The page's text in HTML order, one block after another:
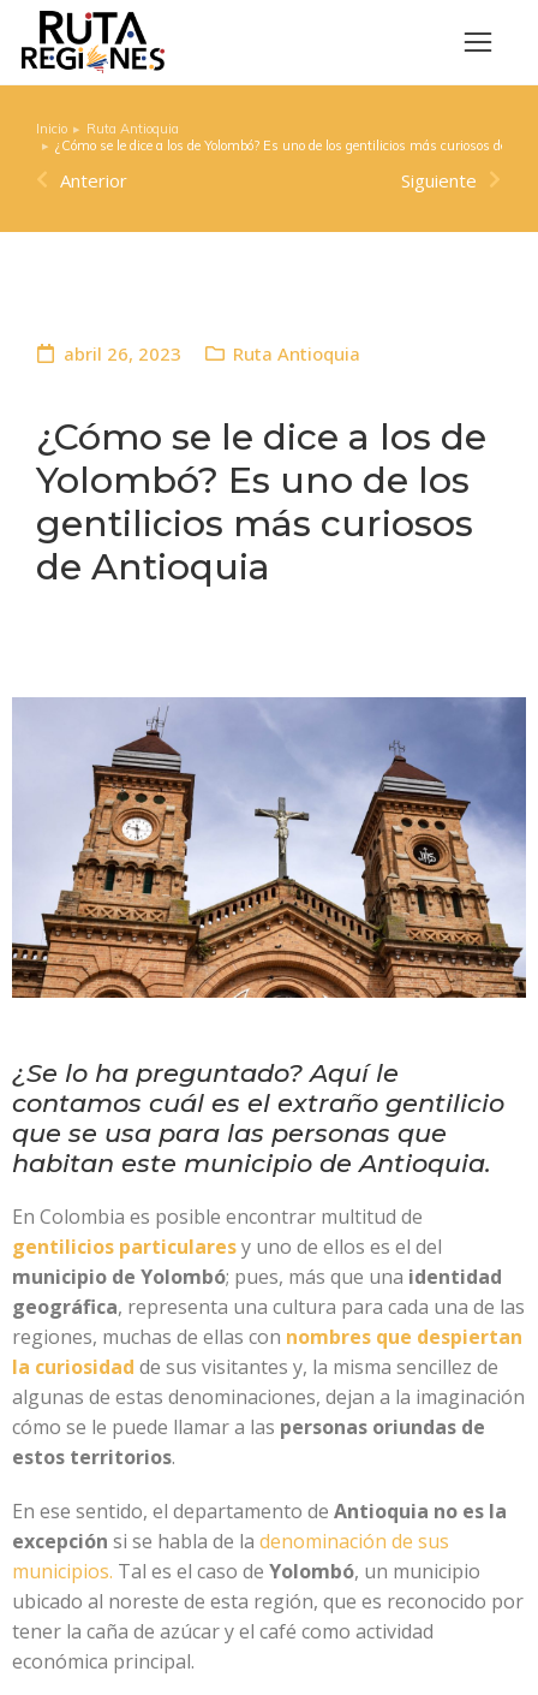
Estás aquí:
Inicio
Ruta Antioquia
¿Cómo se le dice a los de Yolombó? Es uno de los gentilicios más curiosos de
Anterior Siguiente
abril 26, 2023 Ruta Antioquia
¿Cómo se le dice a los de
Yolombó? Es uno de los
gentilicios más curiosos
de Antioquia
¿Se lo ha preguntado? Aquí le
contamos cuál es el extraño gentilicio
que se usa para las personas que
habitan este municipio de Antioquia.
En Colombia es posible encontrar multitud de
gentilicios particularesy uno de ellos es el del
municipio de Yolombó; pues, más que una identidad
geográfica, representa una cultura para cada una de las
regiones, muchas de ellas con nombres que despiertan
la curiosidad de sus visitantes y, la misma sencillez de
algunas de estas denominaciones, dejan a la imaginación
cómo se le puede llamar a las personas oriundas de
estos territorios.
En ese sentido, el departamento de Antioquia no es la
excepción si se habla de la denominación de sus
municipios. Tal es el caso de Yolombó, un municipio
ubicado al noreste de esta región, que es reconocido por
tener la caña de azúcar y el café como actividad
económica principal.